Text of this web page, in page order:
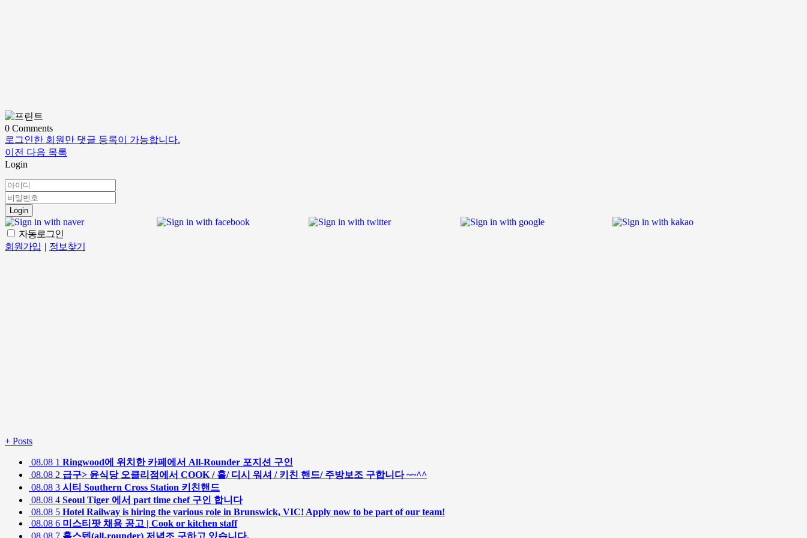
0 Comments
로그인한 회원만 댓글 등록이 가능합니다.
이전 다음 목록
Login
Login
자동로그인
회원가입 | 정보찾기
+ Posts
08.08 1 Ringwood에 위치한 카페에서 All-Rounder 포지션 구인
08.08 2 급구> 윤식당 오클리점에서 COOK / 홀/ 디시 워셔 / 키친 핸드/ 주방보조 구합니다 ~~^^
08.08 3 시티 Southern Cross Station 키친핸드
08.08 4 Seoul Tiger 에서 part time chef 구인 합니다
08.08 5 Hotel Railway is hiring the various role in Brunswick, VIC! Apply now to be part of our team!
08.08 6 미스티팟 채용 공고 | Cook or kitchen staff